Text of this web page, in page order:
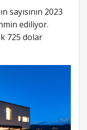
sayısının 2023
ediliyor.
725 dolar